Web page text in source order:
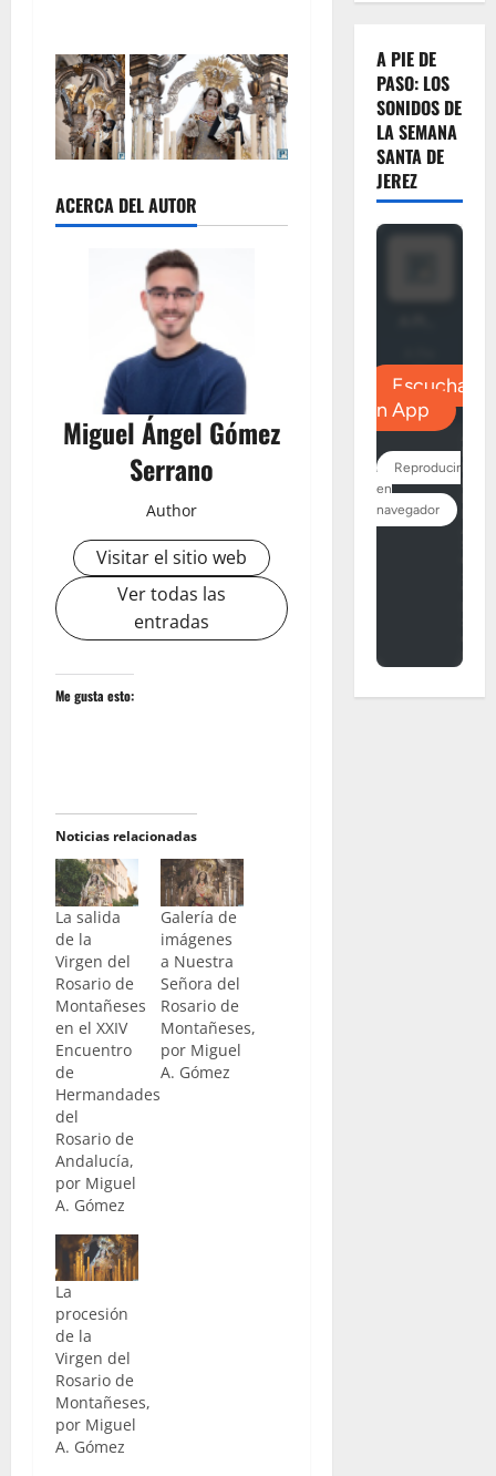
ACERCA DEL AUTOR
Miguel Ángel Gómez
Serrano
Author
Visitar el sitio web
Ver todas las
entradas
Me gusta esto:
Noticias relacionadas
La salida
de la
Virgen del
Rosario de
Montañeses
en el XXIV
Encuentro
de
Hermandades
del
Rosario de
Andalucía,
por Miguel
A. Gómez
Galería de
imágenes
a Nuestra
Señora del
Rosario de
Montañeses,
por Miguel
A. Gómez
La
procesión
de la
Virgen del
Rosario de
Montañeses,
por Miguel
A. Gómez
A PIE DE
PASO: LOS
SONIDOS DE
LA SEMANA
SANTA DE
JEREZ